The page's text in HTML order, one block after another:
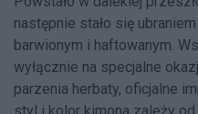
następnie stało się
barwionym i haftowanym.
wyłącznie na specjalne
parzenia herbaty, oficjalne